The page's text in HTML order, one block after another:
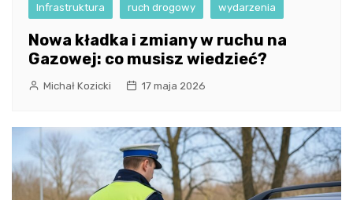
Infrastruktura ruch drogowy wydarzenia
Nowa kładka i zmiany w ruchu na
Gazowej: co musisz wiedzieć?
Michał Kozicki 17 maja 2026